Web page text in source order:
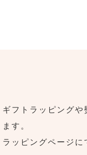
ギフトラッピングや
ます。
ラッピングページに